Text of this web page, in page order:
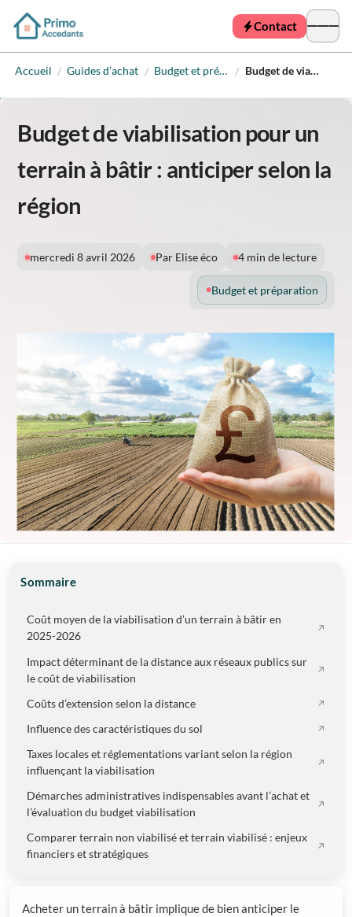
Contact
Accueil / Guides d’achat / Budget et préparation / Budget de viabilisation pour un terrain à bâtir : anticiper selon la région
Budget de viabilisation pour un
terrain à bâtir : anticiper selon la
région
mercredi 8 avril 2026 Par Elise éco 4 min de lecture
Budget et préparation
Sommaire
Coût moyen de la viabilisation d’un terrain à bâtir en
2025-2026
Impact déterminant de la distance aux réseaux publics sur
le coût de viabilisation
Coûts d’extension selon la distance
Influence des caractéristiques du sol
Taxes locales et réglementations variant selon la région
influençant la viabilisation
Démarches administratives indispensables avant l’achat et
l’évaluation du budget viabilisation
Comparer terrain non viabilisé et terrain viabilisé : enjeux
financiers et stratégiques
Acheter un terrain à bâtir implique de bien anticiper le